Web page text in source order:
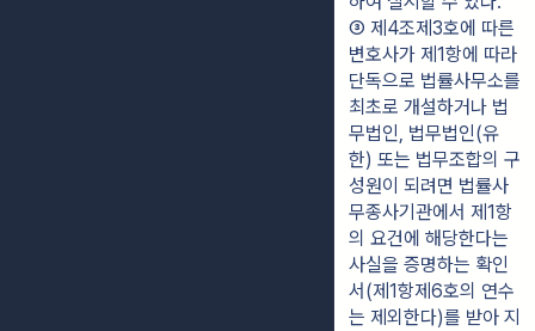
③ 제4조제3호에 따른
변호사가 제1항에 따라
단독으로 법률사무소를
최초로 개설하거나 법
무법인, 법무법인(유
한) 또는 법무조합의 구
성원이 되려면 법률사
무종사기관에서 제1항
의 요건에 해당한다는
사실을 증명하는 확인
서(제1항제6호의 연수
는 제외한다)를 받아 지